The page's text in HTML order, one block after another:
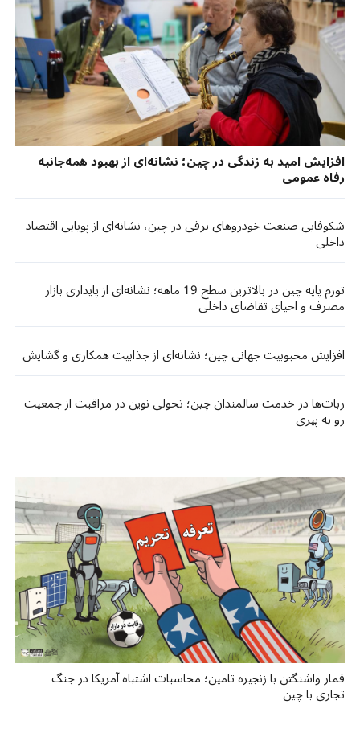
افزایش امید به زندگی در چین؛ نشانه‌ای از بهبود همه‌جانبه
رفاه عمومی
شکوفایی صنعت خودروهای برقی در چین، نشانه‌ای از پویایی اقتصاد
داخلی
تورم پایه چین در بالاترین سطح 19 ماهه؛ نشانه‌ای از پایداری بازار
مصرف و احیای تقاضای داخلی
افزایش محبوبیت جهانی چین؛ نشانه‌ای از جذابیت همکاری و گشایش
ربات‌ها در خدمت سالمندان چین؛ تحولی نوین در مراقبت از جمعیت
رو به پیری
قمار واشنگتن با زنجیره تامین؛ محاسبات اشتباه آمریکا در جنگ
تجاری با چین